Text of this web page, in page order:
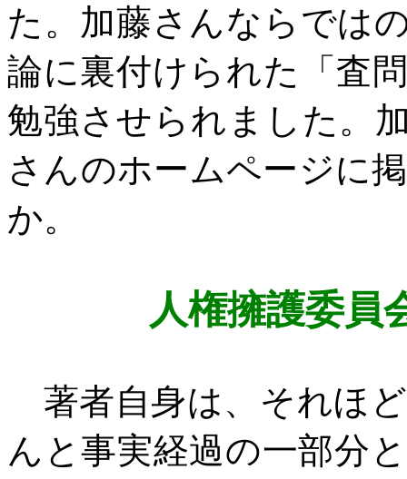
た。加藤さんならでは
論に裏付けられた「査
勉強させられました。
さんのホームページに
か。
人権擁護委員
著者自身は、それほ
んと事実経過の一部分